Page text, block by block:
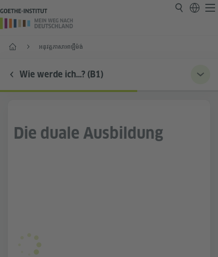
Start អនុវត្តភាសាអាឡឺម៉ង់
Wie werde ich…? (B1)
Die duale Ausbildung